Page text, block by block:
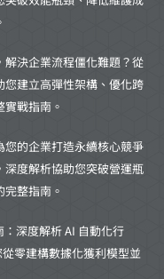
決企業流程僵化難題？從
建立高彈性架構、優化跨
戰指南。
的企業打造永續核心競爭
度解析協助您突破營運瓶
整指南。
深度解析 AI 自動化行
零建構數據化獲利模型並